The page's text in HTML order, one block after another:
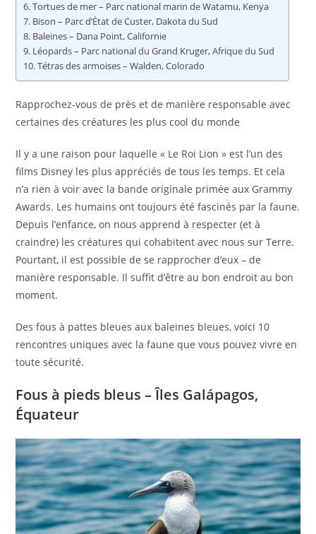
Tortues de mer – Parc national marin de Watamu, Kenya
Bison – Parc d’État de Custer, Dakota du Sud
Baleines – Dana Point, Californie
Léopards – Parc national du Grand Kruger, Afrique du Sud
Tétras des armoises – Walden, Colorado
Rapprochez-vous de près et de manière responsable avec
certaines des créatures les plus cool du monde
Il y a une raison pour laquelle « Le Roi Lion » est l’un des
films Disney les plus appréciés de tous les temps. Et cela
n’a rien à voir avec la bande originale primée aux Grammy
Awards. Les humains ont toujours été fascinés par la faune.
Depuis l’enfance, on nous apprend à respecter (et à
craindre) les créatures qui cohabitent avec nous sur Terre.
Pourtant, il est possible de se rapprocher d’eux – de
manière responsable. Il suffit d’être au bon endroit au bon
moment.
Des fous à pattes bleues aux baleines bleues, voici 10
rencontres uniques avec la faune que vous pouvez vivre en
toute sécurité.
Fous à pieds bleus – Îles Galápagos,
Équateur